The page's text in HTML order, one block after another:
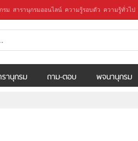
รม สารานุกรมออนไลน์ ความรู้รอบตัว ความรู้ทั่วไป
านุกรม ถาม-ตอบ พจนานุกรม